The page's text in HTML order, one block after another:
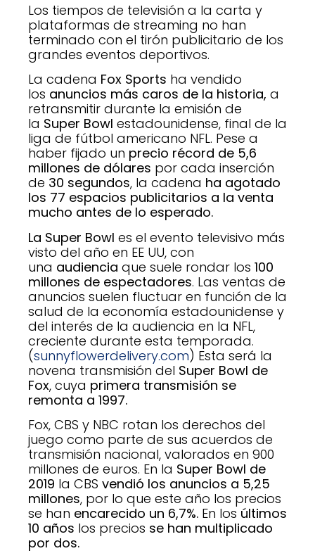
Los tiempos de televisión a la carta y
plataformas de streaming no han
terminado con el tirón publicitario de los
grandes eventos deportivos.
La cadena Fox Sports ha vendido
los anuncios más caros de la historia, a
retransmitir durante la emisión de
la Super Bowl estadounidense, final de la
liga de fútbol americano NFL. Pese a
haber fijado un precio récord de 5,6
millones de dólares por cada inserción
de 30 segundos, la cadena ha agotado
los 77 espacios publicitarios a la venta
mucho antes de lo esperado.
La Super Bowl es el evento televisivo más
visto del año en EE UU, con
una audiencia que suele rondar los 100
millones de espectadores. Las ventas de
anuncios suelen fluctuar en función de la
salud de la economía estadounidense y
del interés de la audiencia en la NFL,
creciente durante esta temporada.
(sunnyflowerdelivery.com) Esta será la
novena transmisión del Super Bowl de
Fox, cuya primera transmisión se
remonta a 1997.
Fox, CBS y NBC rotan los derechos del
juego como parte de sus acuerdos de
transmisión nacional, valorados en 900
millones de euros. En la Super Bowl de
2019 la CBS vendió los anuncios a 5,25
millones, por lo que este año los precios
se han encarecido un 6,7%. En los últimos
10 años los precios se han multiplicado
por dos.